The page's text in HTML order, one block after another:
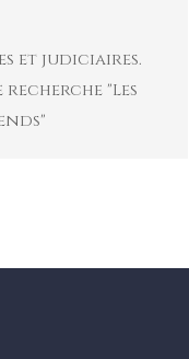
et judiciaires.
"Les